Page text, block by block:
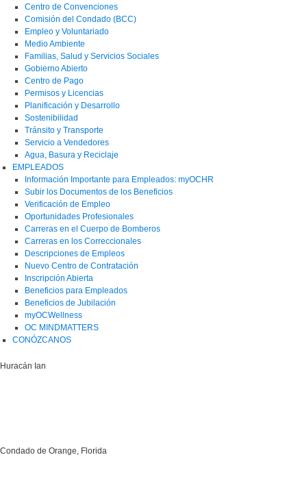
Centro de Convenciones
Comisión del Condado (BCC)
Empleo y Voluntariado
Medio Ambiente
Familias, Salud y Servicios Sociales
Gobierno Abierto
Centro de Pago
Permisos y Licencias
Planificación y Desarrollo
Sostenibilidad
Tránsito y Transporte
Servicio a Vendedores
Agua, Basura y Reciclaje
EMPLEADOS
Información Importante para Empleados: myOCHR
Subir los Documentos de los Beneficios
Verificación de Empleo
Oportunidades Profesionales
Carreras en el Cuerpo de Bomberos
Carreras en los Correccionales
Descripciones de Empleos
Nuevo Centro de Contratación
Inscripción Abierta
Beneficios para Empleados
Beneficios de Jubilación
myOCWellness
OC MINDMATTERS
CONÓZCANOS
Huracán Ian
Condado de Orange, Florida